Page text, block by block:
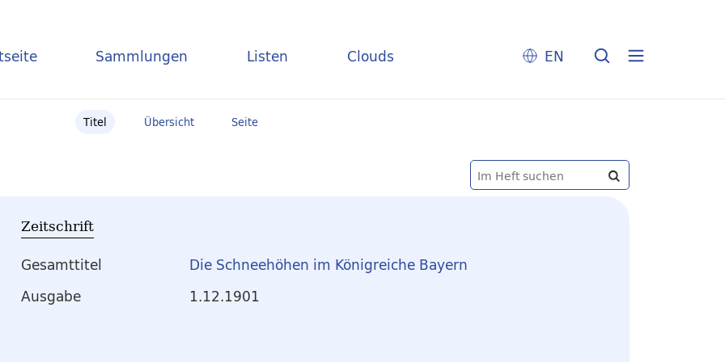
Sammlungen Listen Clouds EN
Titel Übersicht Seite
Zeitschrift
Gesamttitel
Die Schneehöhen im Königreiche Bayern
Ausgabe
1.12.1901